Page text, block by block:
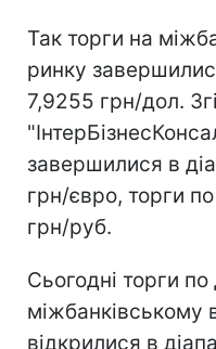
Так торги на
ринку
7,9255 грн/дол.
завершилися в
грн/євро, торги
грн/руб.
Сьогодні торги
міжбанківському
відкрилися в